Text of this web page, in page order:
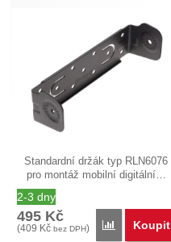
Standardní držák typ RLN6076
pro montáž mobilní digitální…
2-3 dny
495 Kč
(409 Kč bez DPH) Porovnat
Koupit